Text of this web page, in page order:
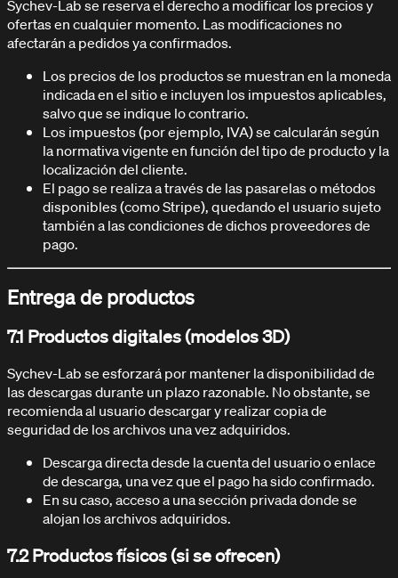
HPA KIT CONFIGURATOR
Sychev-Lab se reserva el derecho a modificar los precios y
ofertas en cualquier momento. Las modificaciones no
afectarán a pedidos ya confirmados.
Los precios de los productos se muestran en la moneda
indicada en el sitio e incluyen los impuestos aplicables,
salvo que se indique lo contrario.
Los impuestos (por ejemplo, IVA) se calcularán según
la normativa vigente en función del tipo de producto y la
localización del cliente.
El pago se realiza a través de las pasarelas o métodos
disponibles (como Stripe), quedando el usuario sujeto
también a las condiciones de dichos proveedores de
pago.
Entrega de productos
7.1 Productos digitales (modelos 3D)
Sychev-Lab se esforzará por mantener la disponibilidad de
las descargas durante un plazo razonable. No obstante, se
recomienda al usuario descargar y realizar copia de
seguridad de los archivos una vez adquiridos.
Descarga directa desde la cuenta del usuario o enlace
de descarga, una vez que el pago ha sido confirmado.
En su caso, acceso a una sección privada donde se
alojan los archivos adquiridos.
7.2 Productos físicos (si se ofrecen)